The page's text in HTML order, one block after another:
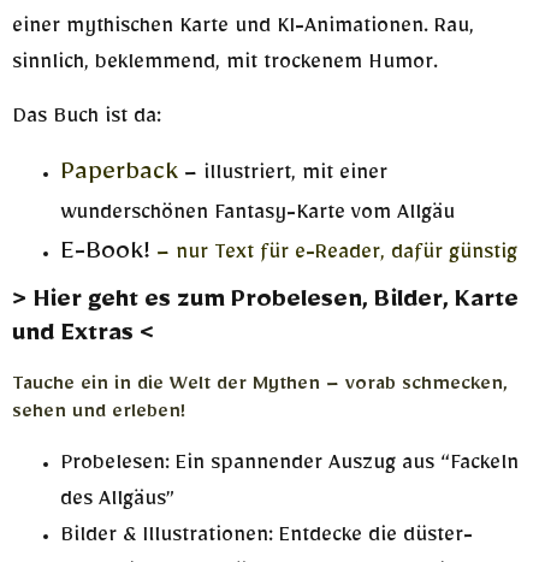
einer mythischen Karte und KI-Animationen. Rau,
sinnlich, beklemmend, mit trockenem Humor.
Das Buch ist da:
Paperback – illustriert, mit einer
wunderschönen Fantasy-Karte vom Allgäu
E-Book! – nur Text für e-Reader, dafür günstig
> Hier geht es zum Probelesen, Bilder, Karte
und Extras <
Tauche ein in die Welt der Mythen – vorab schmecken,
sehen und erleben!
Probelesen: Ein spannender Auszug aus “Fackeln
des Allgäus”
Bilder & Illustrationen: Entdecke die düster-